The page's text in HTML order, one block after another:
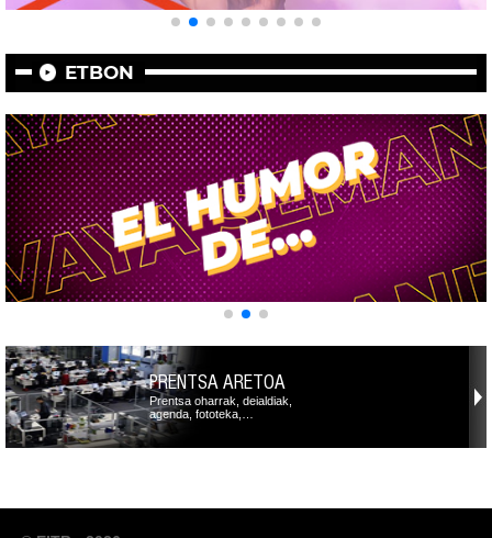
ETBON
PRENTSA ARETOA
Prentsa oharrak, deialdiak,
agenda, fototeka,…